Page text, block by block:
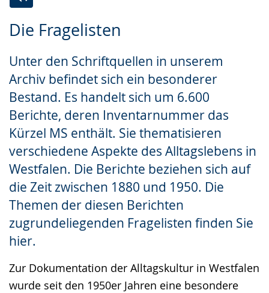
Die Fragelisten
Unter den Schriftquellen in unserem
Archiv befindet sich ein besonderer
Bestand. Es handelt sich um 6.600
Berichte, deren Inventarnummer das
Kürzel MS enthält. Sie thematisieren
verschiedene Aspekte des Alltagslebens in
Westfalen. Die Berichte beziehen sich auf
die Zeit zwischen 1880 und 1950. Die
Themen der diesen Berichten
zugrundeliegenden Fragelisten finden Sie
hier.
Zur Dokumentation der Alltagskultur in Westfalen
wurde seit den 1950er Jahren eine besondere
Leichten
wechseln.
Audio-
Video
Deutscher
Gebärdensprache
wird
angezeigt.